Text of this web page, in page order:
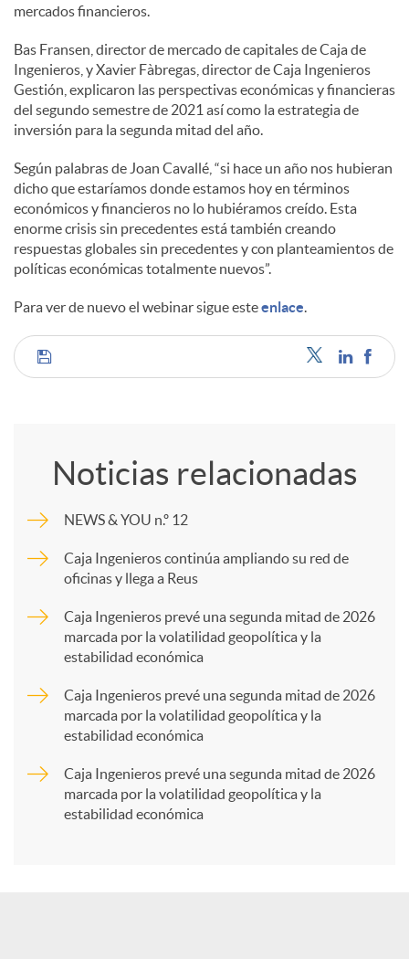
mercados financieros.
Bas Fransen, director de mercado de capitales de Caja de
Ingenieros, y Xavier Fàbregas, director de Caja Ingenieros
Gestión, explicaron las perspectivas económicas y financieras
del segundo semestre de 2021 así como la estrategia de
inversión para la segunda mitad del año.
Según palabras de Joan Cavallé, “si hace un año nos hubieran
dicho que estaríamos donde estamos hoy en términos
económicos y financieros no lo hubiéramos creído. Esta
enorme crisis sin precedentes está también creando
respuestas globales sin precedentes y con planteamientos de
políticas económicas totalmente nuevos”.
Para ver de nuevo el webinar sigue esteenlace.
C
p
a
Noticias relacionadas
NEWS & YOU n.º 12
Caja Ingenieros continúa ampliando su red de
oficinas y llega a Reus
Caja Ingenieros prevé una segunda mitad de 2026
marcada por la volatilidad geopolítica y la
estabilidad económica
Caja Ingenieros prevé una segunda mitad de 2026
marcada por la volatilidad geopolítica y la
estabilidad económica
Caja Ingenieros prevé una segunda mitad de 2026
marcada por la volatilidad geopolítica y la
estabilidad económica